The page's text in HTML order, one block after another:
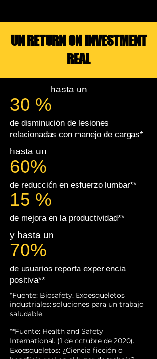
UN RETURN ON INVESTMENT
REAL
hasta un
30 %
de disminución de lesiones
relacionadas con manejo de cargas*
hasta un
60%
de reducción en esfuerzo lumbar**
15 %
de mejora en la productividad**
y hasta un
70%
de usuarios reporta experiencia
positiva**
*Fuente: Biosafety. Exoesqueletos
industriales: soluciones para un trabajo
saludable.
**Fuente: Health and Safety
International. (1 de octubre de 2020).
Exoesqueletos: ¿Ciencia ficción o